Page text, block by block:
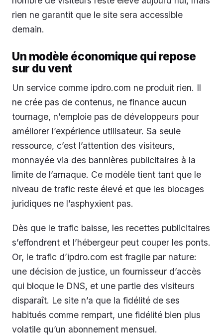
rien ne garantit que le site sera accessible
demain.
Un modèle économique qui repose
sur du vent
Un service comme ipdro.com ne produit rien. Il
ne crée pas de contenus, ne finance aucun
tournage, n’emploie pas de développeurs pour
améliorer l’expérience utilisateur. Sa seule
ressource, c’est l’attention des visiteurs,
monnayée via des bannières publicitaires à la
limite de l’arnaque. Ce modèle tient tant que le
niveau de trafic reste élevé et que les blocages
juridiques ne l’asphyxient pas.
Dès que le trafic baisse, les recettes publicitaires
s’effondrent et l’hébergeur peut couper les ponts.
Or, le trafic d’ipdro.com est fragile par nature:
une décision de justice, un fournisseur d’accès
qui bloque le DNS, et une partie des visiteurs
disparaît. Le site n’a que la fidélité de ses
habitués comme rempart, une fidélité bien plus
volatile qu’un abonnement mensuel.